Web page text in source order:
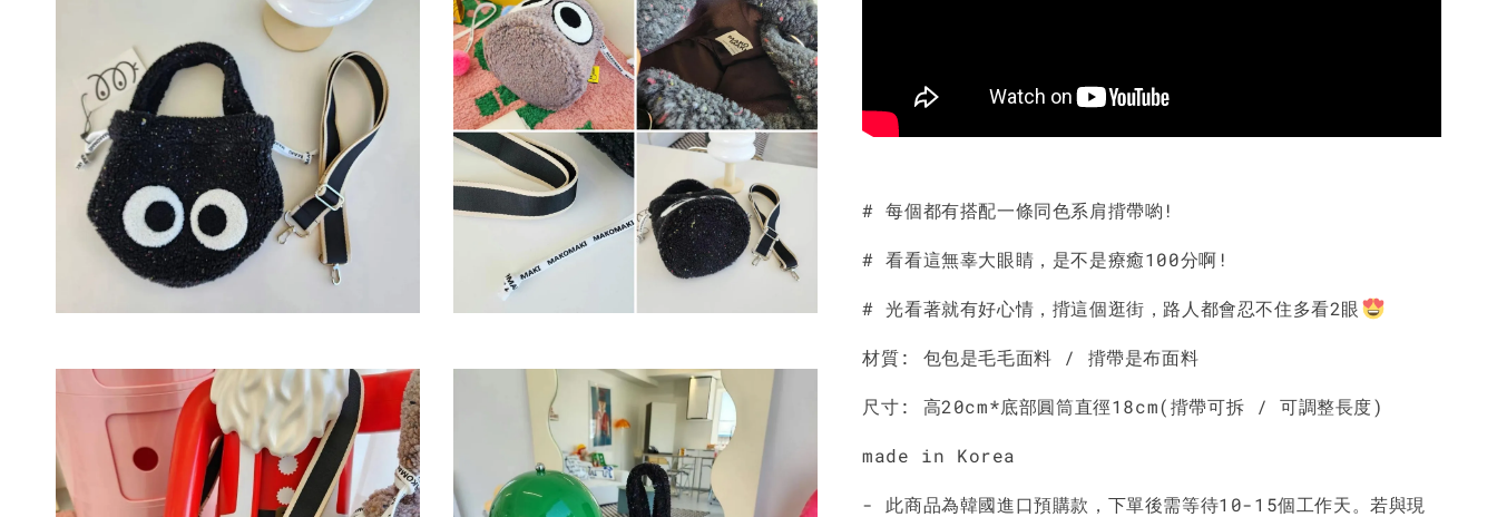
# 每個都有搭配一條同色系肩揹帶喲!
# 看看這無辜大眼睛，是不是療癒100分啊!
# 光看著就有好心情，揹這個逛街，路人都會忍不住多看2眼
材質: 包包是毛毛面料 / 揹帶是布面料
尺寸: 高20cm*底部圓筒直徑18cm(揹帶可拆 / 可調整長度)
made in Korea
- 此商品為韓國進口預購款，下單後需等待10-15個工作天。若與現